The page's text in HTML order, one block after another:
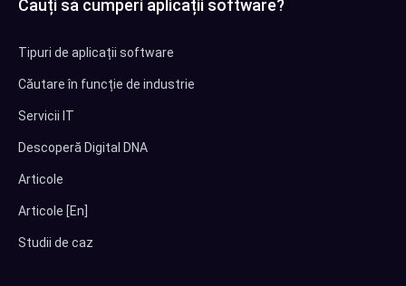
Cauți să cumperi aplicații software?
Tipuri de aplicații software
Căutare în funcție de industrie
Servicii IT
Descoperă Digital DNA
Articole
Articole [En]
Studii de caz